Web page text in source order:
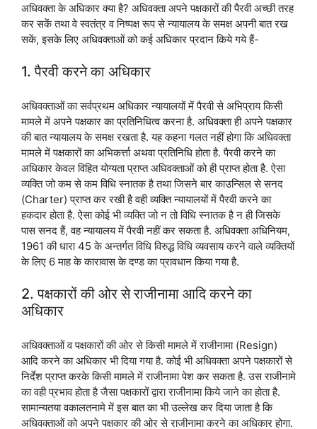
अधिवक्ता के अधिकार क्या है? अधिवक्ता अपने पक्षकारों की पैरवी अच्छी तरह
कर सकें तथा वे स्वतंत्र व निष्पक्ष रूप से न्यायालय के समक्ष अपनी बात रख
सकें, इसके लिए अधिवक्ताओं को कई अधिकार प्रदान किये गये हैं-
1. पैरवी करने का अधिकार
अधिवक्ताओं का सर्वप्रथम अधिकार न्यायालयों में पैरवी से अभिप्राय किसी
मामले में अपने पक्षकार का प्रतिनिधित्व करना है. अधिवक्ता ही अपने पक्षकार
की बात न्यायालय के समक्ष रखता है. यह कहना गलत नहीं होगा कि अधिवक्ता
मामले में पक्षकारों का अभिकर्त्ता अथवा प्रतिनिधि होता है. पैरवी करने का
अधिकार केवल विहित योग्यता प्राप्त अधिवक्ताओं को ही प्राप्त होता है. ऐसा
व्यक्ति जो कम से कम विधि स्नातक है तथा जिसने बार काउन्सिल से सनद
(Charter) प्राप्त कर रखी है वही व्यक्ति न्यायालयों में पैरवी करने का
हकदार होता है. ऐसा कोई भी व्यक्ति जो न तो विधि स्नातक है न ही जिसके
पास सनद हैं, वह न्यायालय में पैरवी नहीं कर सकता है. अधिवक्ता अधिनियम,
1961 की धारा 45 के अन्तर्गत विधि विरुद्ध विधि व्यवसाय करने वाले व्यक्तियों
के लिए 6 माह के कारावास के दण्ड का प्रावधान किया गया है.
2. पक्षकारों की ओर से राजीनामा आदि करने का
अधिकार
अधिवक्ताओं व पक्षकारों की ओर से किसी मामले में राजीनामा (Resign)
आदि करने का अधिकार भी दिया गया है. कोई भी अधिवक्ता अपने पक्षकारों से
निर्देश प्राप्त करके किसी मामले में राजीनामा पेश कर सकता है. उस राजीनामे
का वही प्रभाव होता है जैसा पक्षकारों द्वारा राजीनामा किये जाने का होता है.
सामान्यतया वकालतनामे में इस बात का भी उल्लेख कर दिया जाता है कि
अधिवक्ताओं को अपने पक्षकार की ओर से राजीनामा करने का अधिकार होगा.